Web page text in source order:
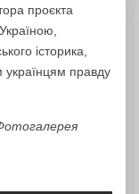
проєкта
історика,
українцям правду